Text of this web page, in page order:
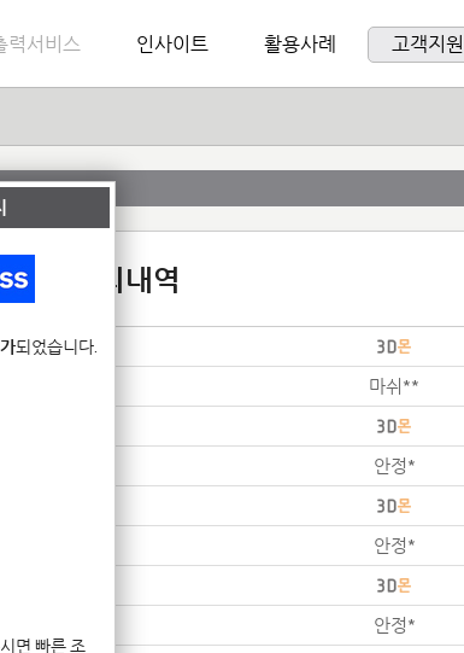
력서비스 인사이트 활용사례 고객지원
1:1 문의내역
마쉬**
안정*
안정*
안정*
되었습니다.
면 빠른 조